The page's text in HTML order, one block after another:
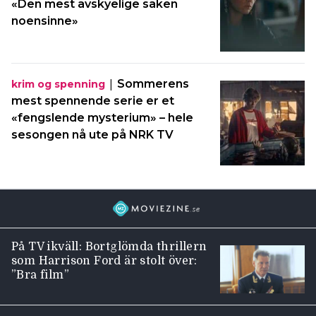
«Den mest avskyelige saken
noensinne»
krim og spenning | Sommerens
mest spennende serie er et
«fengslende mysterium» – hele
sesongen nå ute på NRK TV
På TV ikväll: Bortglömda thrillern
som Harrison Ford är stolt över:
”Bra film”